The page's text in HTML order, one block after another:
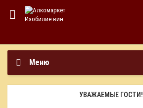
Меню
УВАЖАЕМЫЕ ГОСТИ!